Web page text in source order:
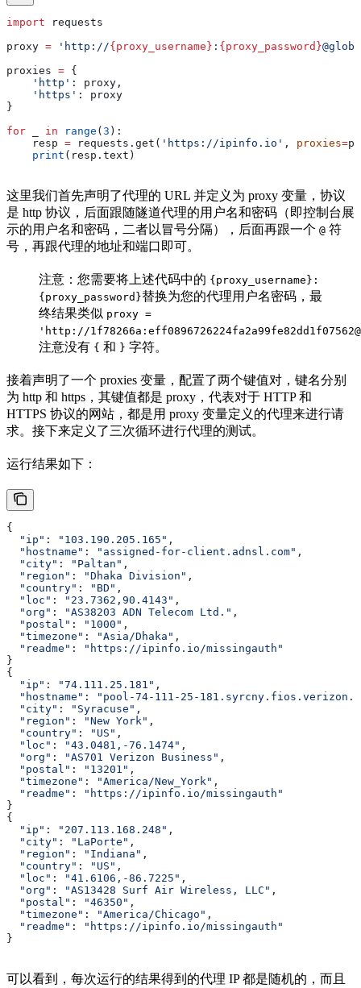
import requests
proxy = 'http://{proxy_username} : {proxy_password}
proxies = {
    'http'
: proxy,
    'https'
: proxy
}
for
in range ( 3 ):
    resp
= requests.get( 'https://ipinfo.io' , proxies=
    print
(resp.text)
这里我们首先声明了代理的 URL 并定义为 proxy 变量，协议
是 http 协议，后面跟随隧道代理的用户名和密码（即控制台展
示的用户名和密码，二者以冒号分隔），后面再跟一个 @ 符
号，再跟代理的地址和端口即可。
注意：您需要将上述代码中的 {proxy_username}:
{proxy_password}替换为您的代理用户名密码，最
终结果类似 proxy =
'http://
注意没有 { 和 } 字符。
接着声明了一个 proxies 变量，配置了两个键值对，键名分别
为 http 和 https，其键值都是 proxy，代表对于 HTTP 和
HTTPS 协议的网站，都是用 proxy 变量定义的代理来进行请
求。接下来定义了三次循环进行代理的测试。
运行结果如下：
{
  "ip"
: "103.190.205.165" ,
  "hostname"
: "assigned-for-client.adnsl.com" ,
  "city"
: "Paltan" ,
  "region"
: "Dhaka Division" ,
  "country"
: "BD" ,
  "loc"
: "23.7362,90.4143" ,
  "org"
: "AS38203 ADN Telecom Ltd." ,
  "postal"
: "1000" ,
  "timezone"
: "Asia/Dhaka" ,
  "readme"
:
"https://ipinfo.io/missingauth"
}
{
  "ip"
: "74.111.25.181" ,
  "hostname"
:
"pool-74-111-25-
  "city"
: "Syracuse" ,
  "region"
: "New York" ,
  "country"
: "US" ,
  "loc"
: "43.0481,-76.1474" ,
  "org"
: "AS701 Verizon Business" ,
  "postal"
: "13201" ,
  "timezone"
: "America/New_York" ,
  "readme"
:
"https://ipinfo.io/missingauth"
}
{
  "ip"
: "207.113.168.248" ,
  "city"
: "LaPorte" ,
  "region"
: "Indiana" ,
  "country"
: "US" ,
  "loc"
: "41.6106,-86.7225" ,
  "org"
: "AS13428 Surf Air Wireless, LLC" ,
  "postal"
: "46350" ,
  "timezone"
: "America/Chicago" ,
  "readme"
:
"https://ipinfo.io/missingauth"
}
可以看到，每次运行的结果得到的代理 IP 都是随机的，而且